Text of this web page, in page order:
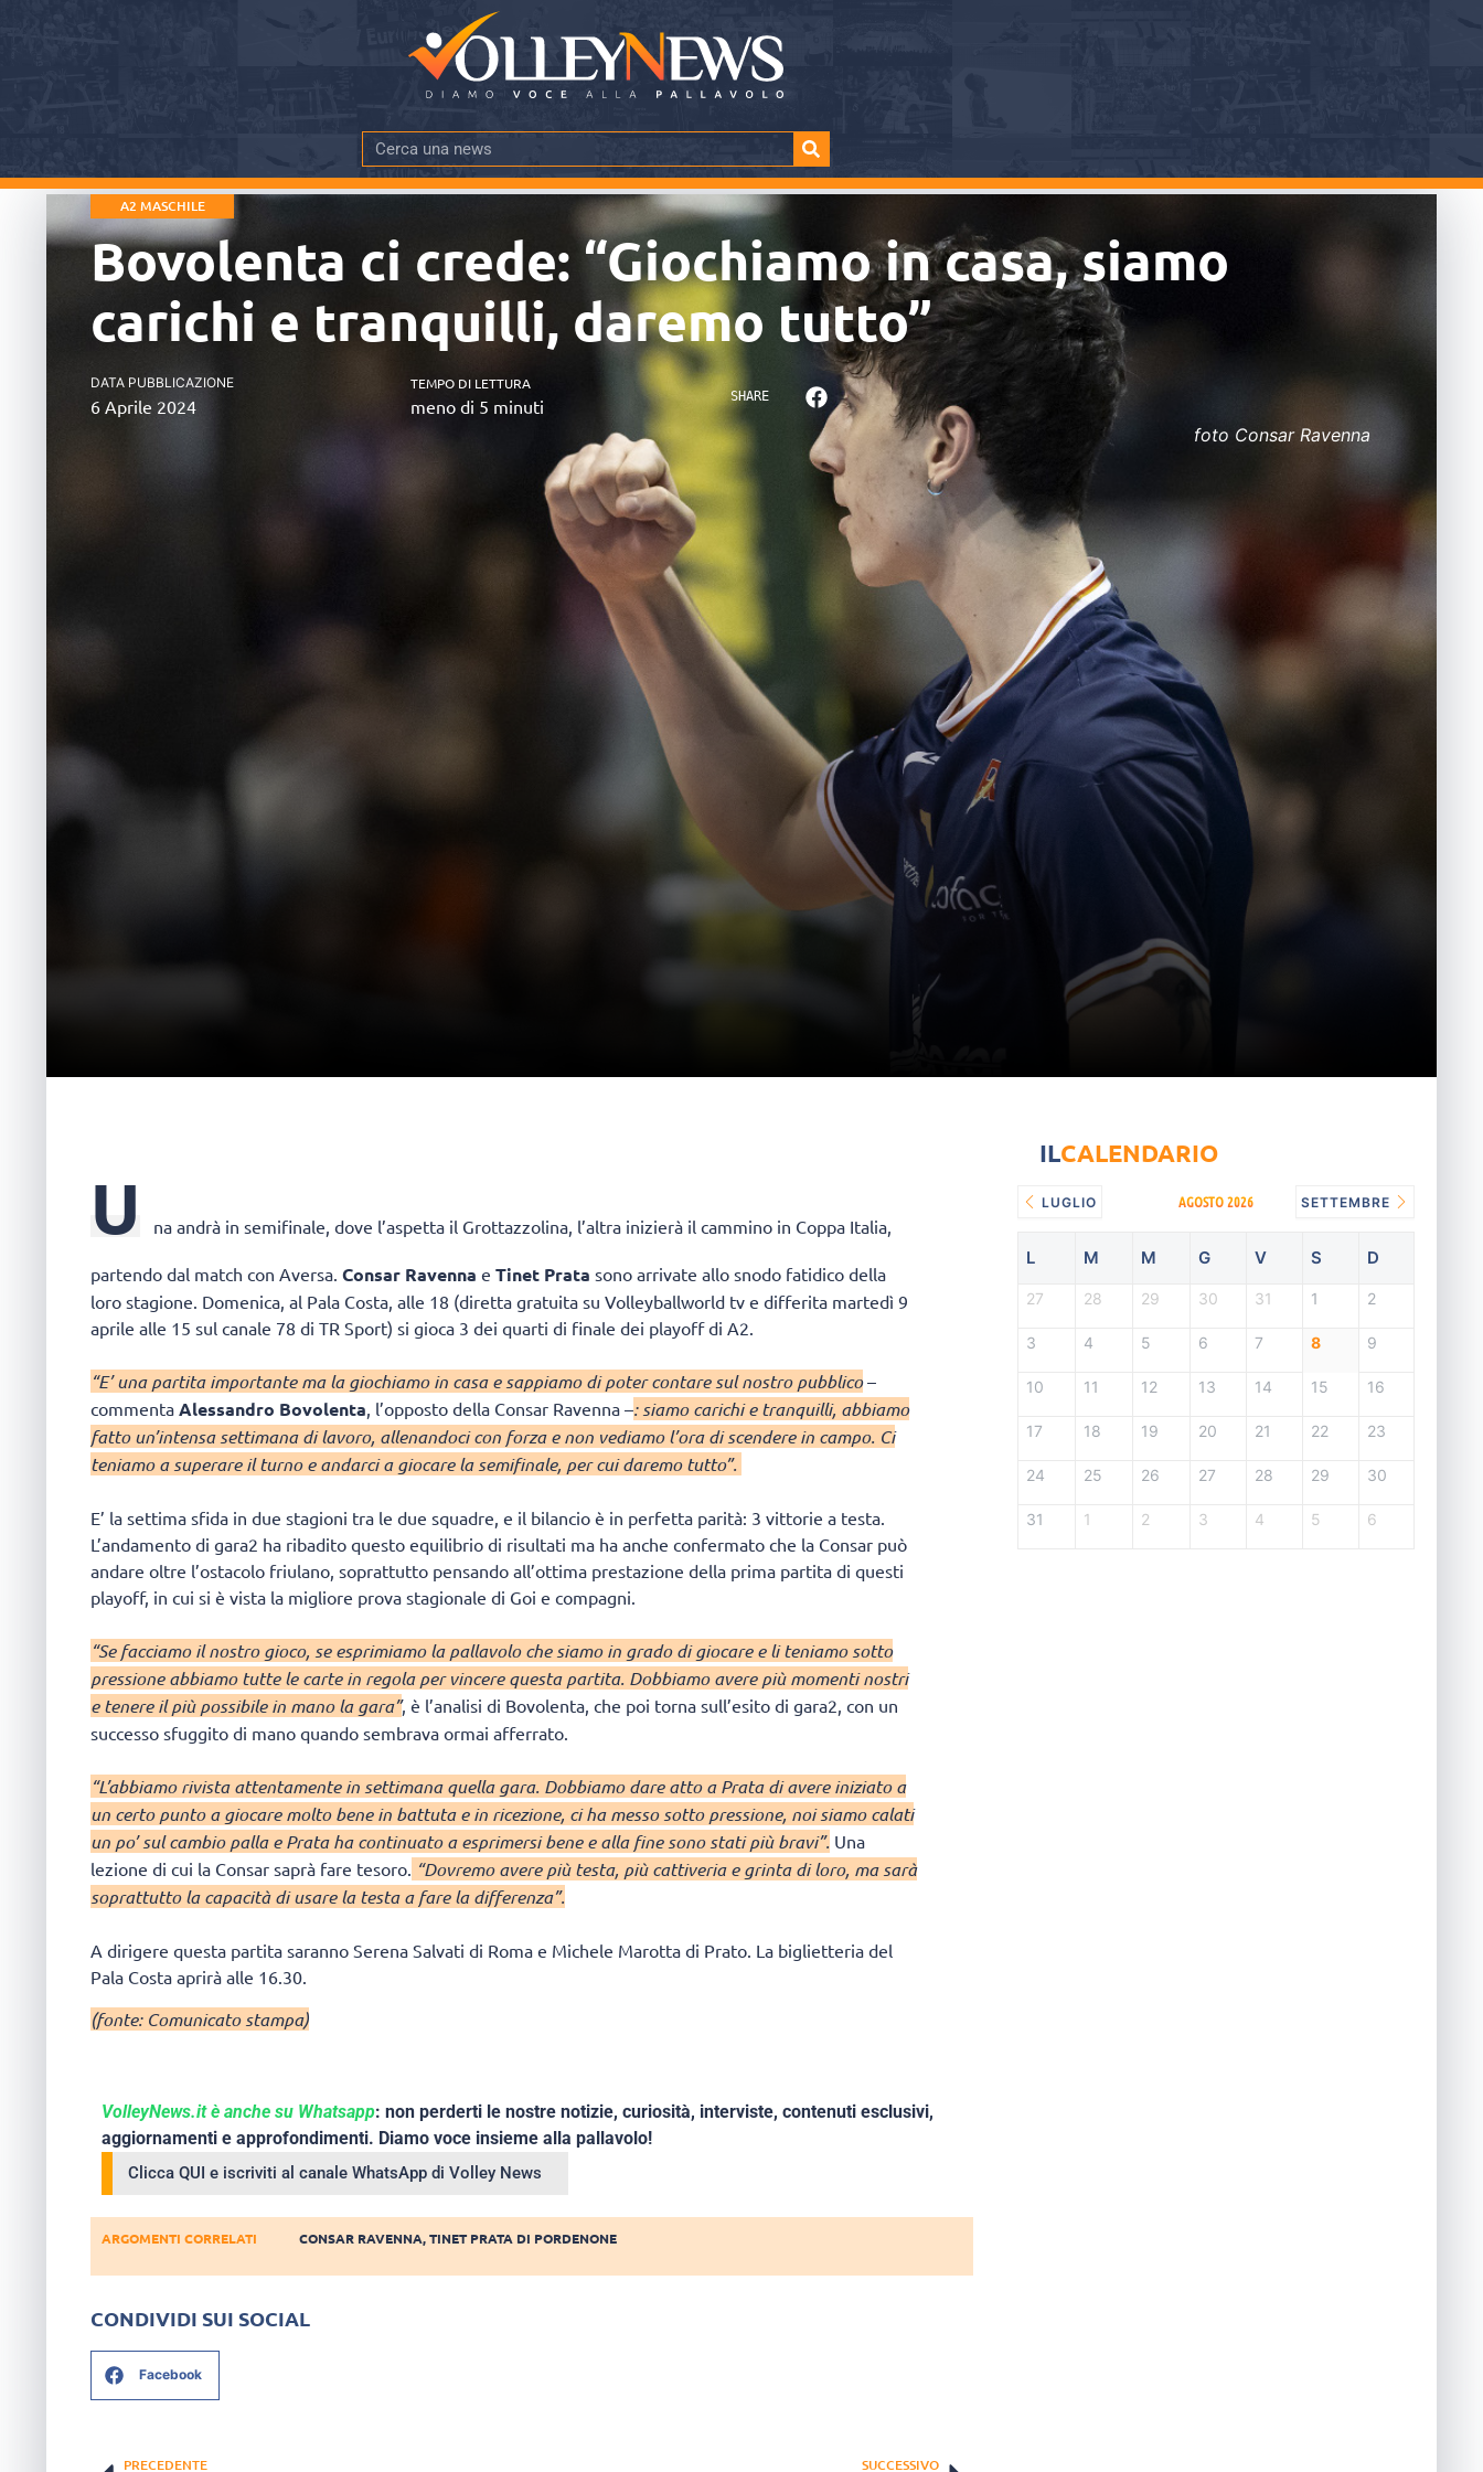
A2 MASCHILE
Bovolenta ci crede: “Giochiamo in casa, siamo
carichi e tranquilli, daremo tutto”
DATA PUBBLICAZIONE
6 Aprile 2024
TEMPO DI LETTURA
meno di 5 minuti SHARE
foto Consar Ravenna
U na andrà in semifinale, dove l’aspetta il Grottazzolina, l’altra inizierà il cammino in Coppa Italia,
partendo dal match con Aversa. Consar Ravenna e Tinet Prata sono arrivate allo snodo fatidico della
loro stagione. Domenica, al Pala Costa, alle 18 (diretta gratuita su Volleyballworld tv e differita martedì 9
aprile alle 15 sul canale 78 di TR Sport) si gioca 3 dei quarti di finale dei playoff di A2.
“E’ una partita importante ma la giochiamo in casa e sappiamo di poter contare sul nostro pubblico–
commenta Alessandro Bovolenta , l’opposto della Consar Ravenna –: siamo carichi e tranquilli, abbiamo
fatto un’intensa settimana di lavoro, allenandoci con forza e non vediamo l’ora di scendere in campo. Ci
teniamo a superare il turno e andarci a giocare la semifinale, per cui daremo tutto”.
E’ la settima sfida in due stagioni tra le due squadre, e il bilancio è in perfetta parità: 3 vittorie a testa.
L’andamento di gara2 ha ribadito questo equilibrio di risultati ma ha anche confermato che la Consar può
andare oltre l’ostacolo friulano, soprattutto pensando all’ottima prestazione della prima partita di questi
playoff, in cui si è vista la migliore prova stagionale di Goi e compagni.
“Se facciamo il nostro gioco, se esprimiamo la pallavolo che siamo in grado di giocare e li teniamo sotto
pressione abbiamo tutte le carte in regola per vincere questa partita. Dobbiamo avere più momenti nostri
e tenere il più possibile in mano la gara”, è l’analisi di Bovolenta, che poi torna sull’esito di gara2, con un
successo sfuggito di mano quando sembrava ormai afferrato.
“L’abbiamo rivista attentamente in settimana quella gara. Dobbiamo dare atto a Prata di avere iniziato a
un certo punto a giocare molto bene in battuta e in ricezione, ci ha messo sotto pressione, noi siamo calati
un po’ sul cambio palla e Prata ha continuato a esprimersi bene e alla fine sono stati più bravi”. Una
lezione di cui la Consar saprà fare tesoro. “Dovremo avere più testa, più cattiveria e grinta di loro, ma sarà
soprattutto la capacità di usare la testa a fare la differenza”.
A dirigere questa partita saranno Serena Salvati di Roma e Michele Marotta di Prato. La biglietteria del
Pala Costa aprirà alle 16.30.
(fonte: Comunicato stampa)
VolleyNews.it è anche su Whatsapp: non perderti le nostre notizie, curiosità, interviste, contenuti esclusivi,
aggiornamenti e approfondimenti. Diamo voce insieme alla pallavolo!
Clicca QUI e iscriviti al canale WhatsApp di Volley News
ARGOMENTI CORRELATI CONSAR RAVENNA,TINET PRATA DI PORDENONE
CONDIVIDI SUI SOCIAL
Facebook
PRECEDENTE SUCCESSIVO
ILCALENDARIO
LUGLIO AGOSTO 2026 SETTEMBRE
L M M G V S D
27 28 29 30 31 1 2
3 4 5 6 7 8 9
10 11 12 13 14 15 16
17 18 19 20 21 22 23
24 25 26 27 28 29 30
31 1 2 3 4 5 6